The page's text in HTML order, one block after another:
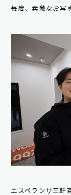
毎度、素敵なお写
エスペランサ三軒